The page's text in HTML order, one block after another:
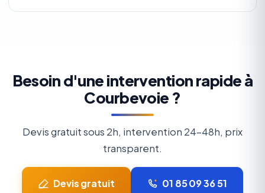
Besoin d'une intervention rapide à
Courbevoie ?
Devis gratuit sous 2h, intervention 24-48h, prix
transparent.
Devis gratuit 01 85 09 36 51